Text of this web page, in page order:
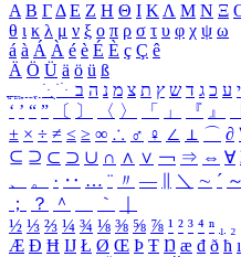
Α Β ΓΔ Ε Ζ Η Θ Ι ΚΛ Μ Ν Ξ
θ ι κ λ μ ν ξ ο π ρ σ τ υ φ χ ψ ω
á à Á À é è É È ç Ç ê
Ä Ö Ü ä ö ü ß
ִֶֹ ֻּ ׁׂ י ע כ ג ד ש ץ ת צ מ נ ה ב
‘ ’ “ ” 〔 〕 〈 〉 「 」 『 』
± × ÷ ≠ ≤ ≥ ∞ ∴ ♂ ♀ ∠ ⊥ ⌒ ∂
⊆ ⊇ ⊂ ⊃ ∪ ∩ ∧ ∨ ￢ ⇒ ⇔ ∀
、
。 · ‥ … ¨ 〃 ― ＼ ∼ ´ ～
；
？ ＾ ｀
½ ⅓ ⅔ ¼ ¾ ⅛ ⅜ ⅝ ⅞ ¹ ² ³ ⁴ ⁿ ₁ ₂
Æ Ð Ħ Ĳ Ł Ø Œ Þ Ŧ Ŋ æ đ ð ħ ı